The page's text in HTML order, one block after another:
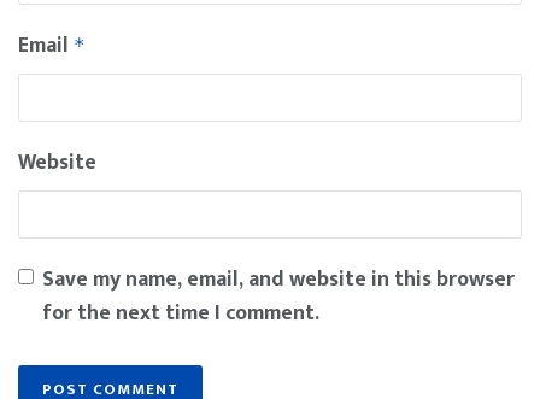
Email *
Website
Save my name, email, and website in this browser
for the next time I comment.